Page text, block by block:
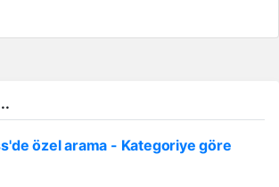
özel arama - Kategoriye göre